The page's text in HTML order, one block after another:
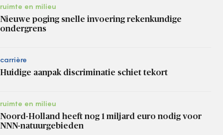
ruimte en milieu
Nieuwe poging snelle invoering rekenkundige
ondergrens
carrière
Huidige aanpak discriminatie schiet tekort
ruimte en milieu
Noord-Holland heeft nog 1 miljard euro nodig voor
NNN-natuurgebieden